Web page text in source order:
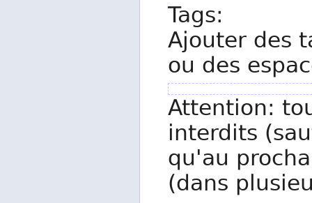
Tags:
Ajouter des
ou des
Attention:
interdits
qu'au
(dans